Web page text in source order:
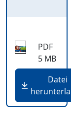
PDF
5 MB
Datei